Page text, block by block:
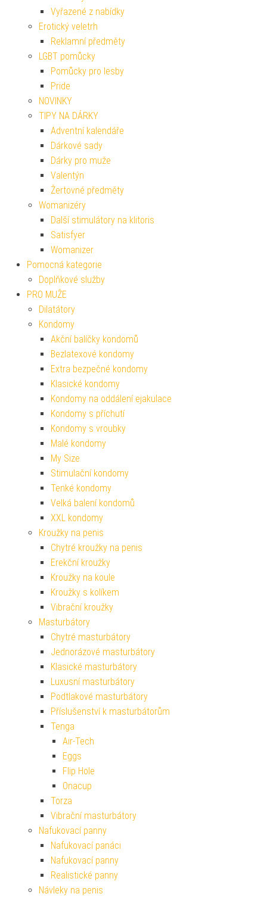
Vyřazené z nabídky
Erotický veletrh
Reklamní předměty
LGBT pomůcky
Pomůcky pro lesby
Pride
NOVINKY
TIPY NA DÁRKY
Adventní kalendáře
Dárkové sady
Dárky pro muže
Valentýn
Žertovné předměty
Womanizéry
Další stimulátory na klitoris
Satisfyer
Womanizer
Pomocná kategorie
Doplňkové služby
PRO MUŽE
Dilatátory
Kondomy
Akční balíčky kondomů
Bezlatexové kondomy
Extra bezpečné kondomy
Klasické kondomy
Kondomy na oddálení ejakulace
Kondomy s příchutí
Kondomy s vroubky
Malé kondomy
My Size
Stimulační kondomy
Tenké kondomy
Velká balení kondomů
XXL kondomy
Kroužky na penis
Chytré kroužky na penis
Erekční kroužky
Kroužky na koule
Kroužky s kolíkem
Vibrační kroužky
Masturbátory
Chytré masturbátory
Jednorázové masturbátory
Klasické masturbátory
Luxusní masturbátory
Podtlakové masturbátory
Příslušenství k masturbátorům
Tenga
Air-Tech
Eggs
Flip Hole
Onacup
Torza
Vibrační masturbátory
Nafukovací panny
Nafukovací panáci
Nafukovací panny
Realistické panny
Návleky na penis